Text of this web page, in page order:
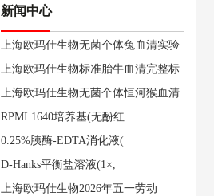
新闻中心
上海欧玛仕生物无菌个体兔血清实验
上海欧玛仕生物标准胎牛血清完整标
上海欧玛仕生物无菌个体恒河猴血清
RPMI 1640培养基(无酚红
0.25%胰酶-EDTA消化液(
D-Hanks平衡盐溶液(1×,
上海欧玛仕生物2026年五一劳动